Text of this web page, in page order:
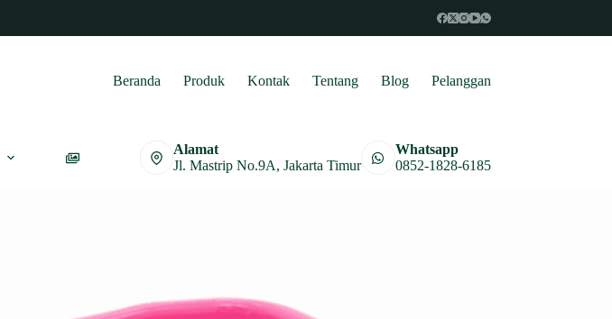
Beranda Produk Kontak Tentang Blog Pelanggan
Alamat
Jl. Mastrip No.9A, Jakarta Timur
Whatsapp
0852-1828-6185